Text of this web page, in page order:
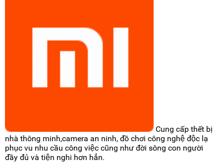
Cung cấp thết bị
nhà thông minh,camera an ninh, đồ chơi công nghệ độc lạ
phục vu nhu cầu công việc cũng như đời sông con người
đầy đủ và tiện nghi hơn hẳn.